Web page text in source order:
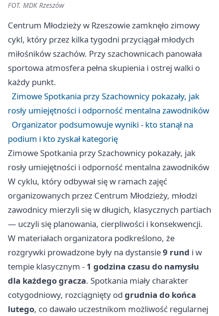
FOT. MDK Rzeszów
Centrum Młodzieży w Rzeszowie zamknęło zimowy
cykl, który przez kilka tygodni przyciągał młodych
miłośników szachów. Przy szachownicach panowała
sportowa atmosfera pełna skupienia i ostrej walki o
każdy punkt.
Zimowe Spotkania przy Szachownicy pokazały, jak
rosły umiejętności i odporność mentalna zawodników
Organizator podsumowuje wyniki - kto stanął na
podium i kto zyskał kategorię
Zimowe Spotkania przy Szachownicy pokazały, jak
rosły umiejętności i odporność mentalna zawodników
W cyklu, który odbywał się w ramach zajęć
organizowanych przez Centrum Młodzieży, młodzi
zawodnicy mierzyli się w długich, klasycznych partiach
— uczyli się planowania, cierpliwości i konsekwencji.
W materiałach organizatora podkreślono, że
rozgrywki prowadzone były na dystansie9 rund i w
tempie klasycznym - 1 godzina czasu do namysłu
dla każdego gracza. Spotkania miały charakter
cotygodniowy, rozciągnięty od grudnia do końca
lutego, co dawało uczestnikom możliwość regularnej